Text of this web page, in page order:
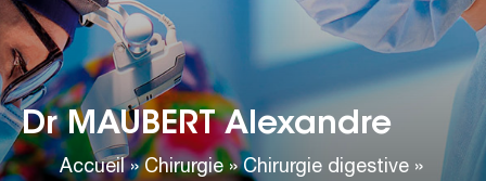
Dr MAUBERT Alexandre
Accueil»Chirurgie»Chirurgie digestive »